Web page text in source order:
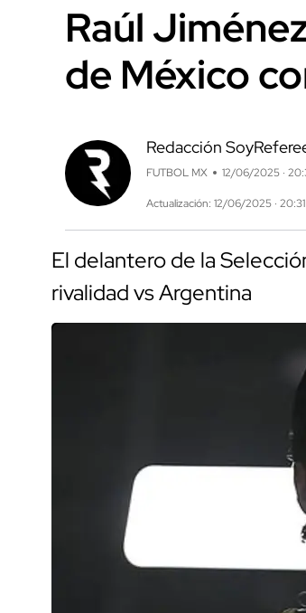
Raúl
de México
Redacción
FUTBOL MX 12/06/2025 ·
Actualización: 12/06/2025 ·
El delantero de la
rivalidad vs Argentina